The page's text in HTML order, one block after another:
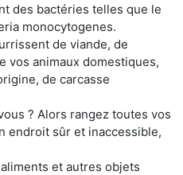
des bactéries telles que le
monocytogenes.
de viande, de
vos animaux domestiques,
de carcasse
? Alors rangez toutes vos
endroit sûr et inaccessible,
et autres objets